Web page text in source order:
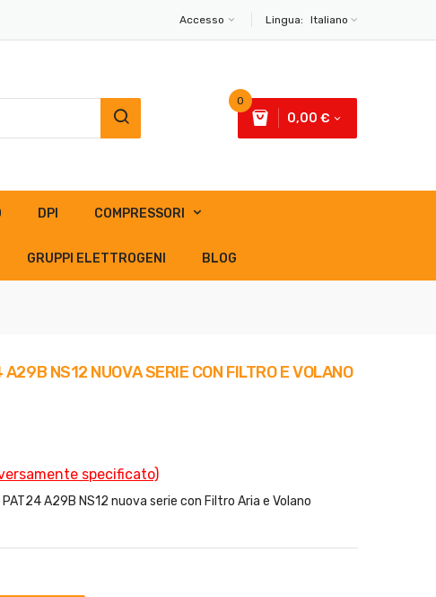
Lingua: Italiano
Accesso
0
0,00 €
DPI COMPRESSORI
GRUPPI ELETTROGENI BLOG
NS12 NUOVA SERIE CON FILTRO E VOLANO
specificato)
A29B NS12 nuova serie con Filtro Aria e Volano